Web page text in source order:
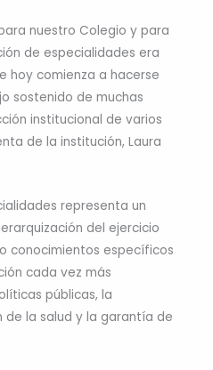
nuestro Colegio y para
de especialidades era
hoy comienza a hacerse
sostenido de muchas
institucional de varios
de la institución, Laura
representa un
del ejercicio
conocimientos específicos
cada vez más
públicas, la
de la salud y la garantía de